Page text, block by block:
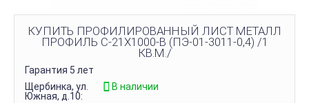
КУПИТЬ ПРОФИЛИРОВАННЫЙ ЛИСТ МЕТАЛЛ
ПРОФИЛЬ С-21Х1000-B (ПЭ-01-3011-0,4) /1
КВ.М./
Гарантия 5 лет
Щербинка, ул.
Южная, д.10:
В наличии